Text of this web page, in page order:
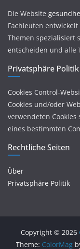
Die Website
Fachleuten
Themen spezialisiert
entscheiden und alle
Privatsphäre Politik
Cookies Control-
Cookies und/oder
verwendeten
eines bestimmten
Rechtliche Seiten
Über
Privatsphäre Politik
Copyright © 2026
Theme: ColorMag